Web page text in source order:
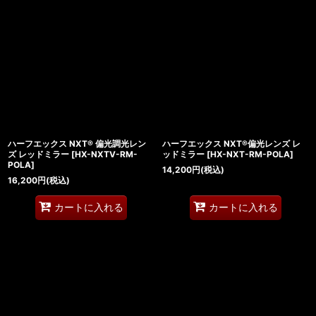
ハーフエックス NXT® 偏光調光レン
ズ レッドミラー [HX-NXTV-RM-
POLA]
16,200円(税込)
カートに入れる
ハーフエックス NXT®偏光レンズ レ
ッドミラー [HX-NXT-RM-POLA]
14,200円(税込)
カートに入れる